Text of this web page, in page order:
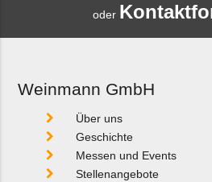
oder
Weinmann GmbH
Über uns
Geschichte
Messen und Events
Stellenangebote